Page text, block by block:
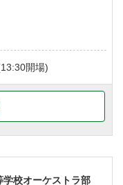
13:30開場)
学校オーケストラ部